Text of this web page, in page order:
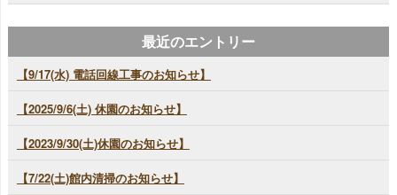
最近のエントリー
【9/17(水) 電話回線工事のお知らせ】
【2025/9/6(土) 休園のお知らせ】
【2023/9/30(土)休園のお知らせ】
【7/22(土)館内清掃のお知らせ】